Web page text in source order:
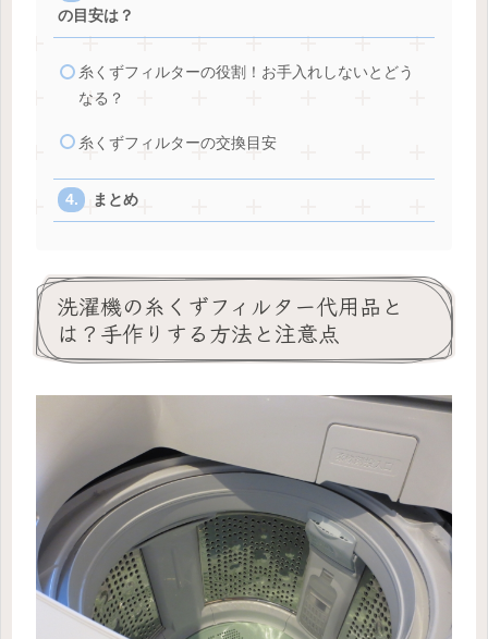
の目安は？
糸くずフィルターの役割！お手入れしないとどう
なる？
糸くずフィルターの交換目安
まとめ
洗濯機の糸くずフィルター代用品と
は？手作りする方法と注意点